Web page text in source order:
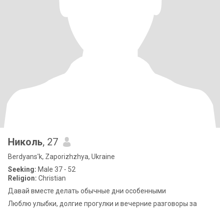
Николь, 27
Berdyans'k, Zaporizhzhya, Ukraine
Seeking: Male 37 - 52
Religion: Christian
Давай вместе делать обычные дни особенными
Люблю улыбки, долгие прогулки и вечерние разговоры за